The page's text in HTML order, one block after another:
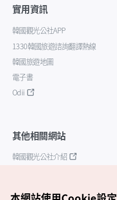
實用資訊
韓國觀光公社APP
1330韓國旅遊諮詢翻譯熱線
韓國旅遊地圖
電子書
Odii
其他相關網站
韓國觀光公社介紹